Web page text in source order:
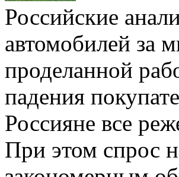
Российские
автомобилей за
проделанной
падения
Россияне все
При этом спрос